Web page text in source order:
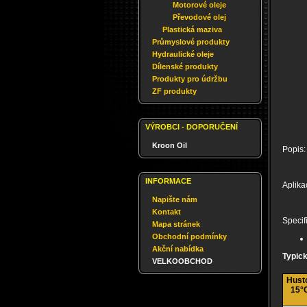
Motorové oleje
Převodové olej
Plastická maziva
Průmyslové produkty
Hydraulické oleje
Dílenské produkty
Produkty pro údržbu
ZF produkty
VÝROBCI - DOPORUČENÍ
Kroon Oil
INFORMACE
Napište nám
Kontakt
Mapa stránek
Obchodní podmínky
Akční nabídka
VELKOOBCHOD
Popis: